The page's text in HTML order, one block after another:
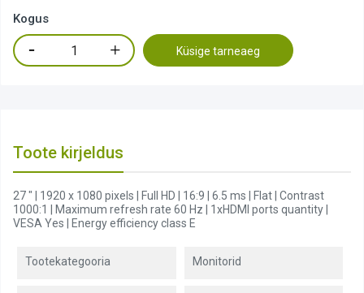
Kogus
Küsige tarneaeg
Toote kirjeldus
27 " | 1920 x 1080 pixels | Full HD | 16:9 | 6.5 ms | Flat | Contrast
1000:1 | Maximum refresh rate 60 Hz | 1xHDMI ports quantity |
VESA Yes | Energy efficiency class E
Tootekategooria Monitorid